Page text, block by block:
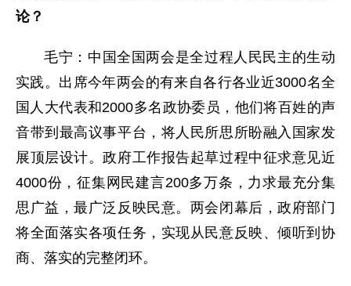
论？
毛宁：中国全国两会是全过程人民民主的生动
实践。出席今年两会的有来自各行各业近3000名全
国人大代表和2000多名政协委员，他们将百姓的声
音带到最高议事平台，将人民所思所盼融入国家发
展顶层设计。政府工作报告起草过程中征求意见近
4000份，征集网民建言200多万条，力求最充分集
思广益，最广泛反映民意。两会闭幕后，政府部门
将全面落实各项任务，实现从民意反映、倾听到协
商、落实的完整闭环。